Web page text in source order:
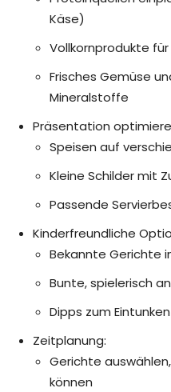
Käse)
Vollkornprodukte
Frisches Gemüse
Mineralstoffe
Präsentation
Speisen auf
Kleine Schilder mit
Passende
Kinderfreundliche
Bekannte Gerichte
Bunte, spielerisch
Dipps zum
Zeitplanung:
Gerichte
können